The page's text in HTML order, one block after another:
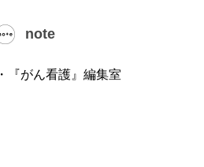
note
・『がん看護』編集室